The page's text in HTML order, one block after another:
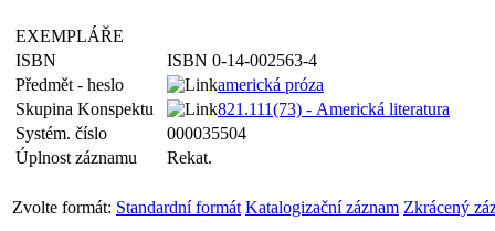
EXEMPLÁŘE
ISBN
ISBN 0-14-002563-4
Předmět - heslo
americká próza
Skupina Konspektu
821.111(73) - Americká literatura
Systém. číslo
000035504
Úplnost záznamu
Rekat.
Zvolte formát: Standardní formát Katalogizační záznam Zkrácený